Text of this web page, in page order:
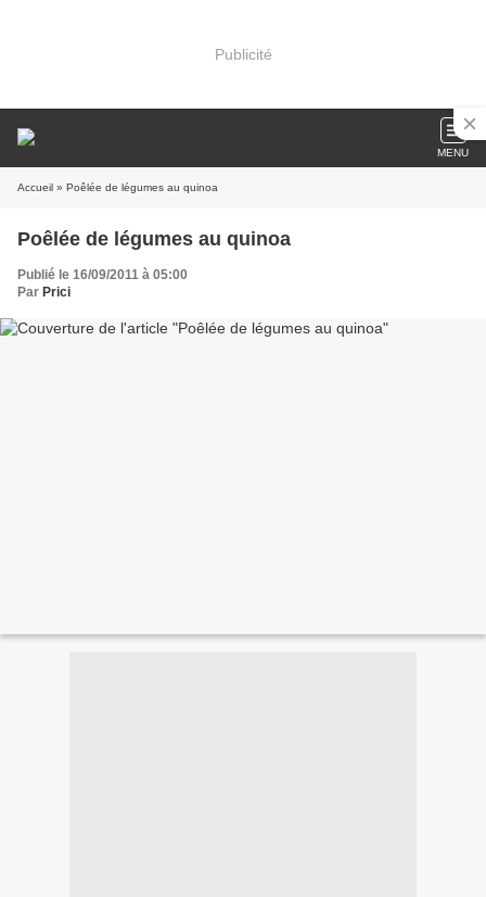
Publicité
MENU
Accueil » Poêlée de légumes au quinoa
Poêlée de légumes au quinoa
Publié le 16/09/2011 à 05:00
Par Prici